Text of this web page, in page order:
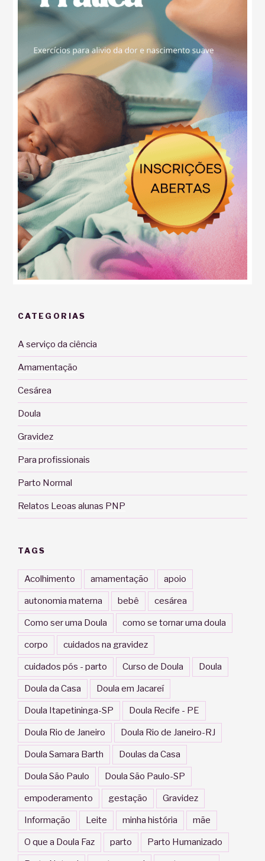
CATEGORIAS
A serviço da ciência
Amamentação
Cesárea
Doula
Gravidez
Para profissionais
Parto Normal
Relatos Leoas alunas PNP
TAGS
Acolhimento amamentação apoio
autonomia materna bebê cesárea
Como ser uma Doula como se tornar uma doula
corpo cuidados na gravidez
cuidados pós - parto Curso de Doula Doula
Doula da Casa Doula em Jacareí
Doula Itapetininga-SP Doula Recife - PE
Doula Rio de Janeiro Doula Rio de Janeiro-RJ
Doula Samara Barth Doulas da Casa
Doula São Paulo Doula São Paulo-SP
empoderamento gestação Gravidez
Informação Leite minha história mãe
O que a Doula Faz parto Parto Humanizado